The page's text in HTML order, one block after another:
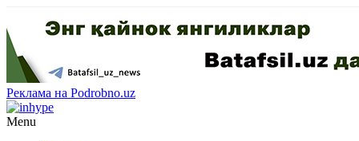
Реклама на Podrobno.uz
Menu